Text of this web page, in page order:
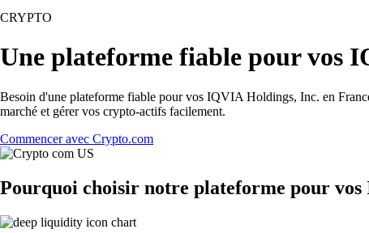
CRYPTO
Une plateforme fiable pour vos
Besoin d'une plateforme fiable pour vos IQVIA Holdings, Inc. en
marché et gérer vos crypto-actifs facilement.
Commencer avec Crypto.com
Pourquoi choisir notre plateforme pour